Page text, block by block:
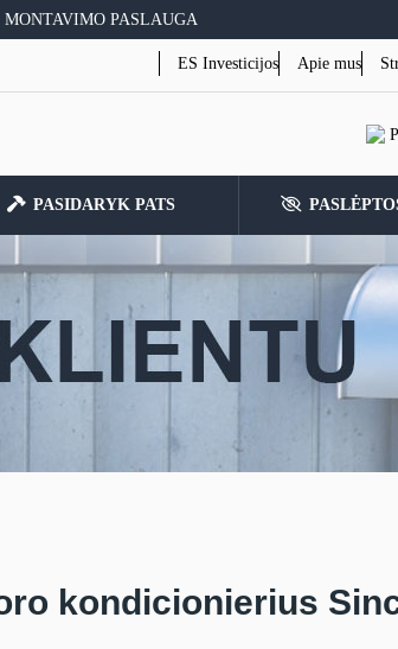
PASLAUGA
ES Investicijos Apie mus
PASIDARYK PATS
kondicionierius